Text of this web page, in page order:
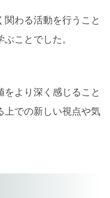
わる活動を行うこと
ことでした。
より深く感じること
上での新しい視点や気